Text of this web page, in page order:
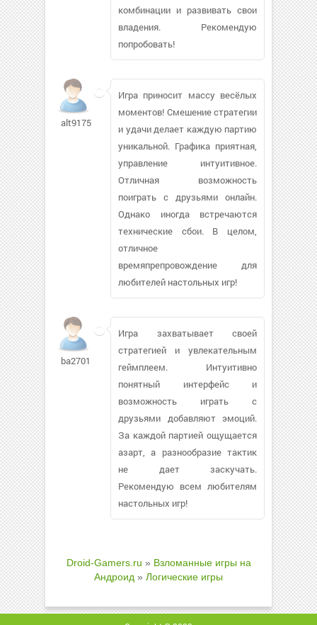
комбинации и развивать свои
владения. Рекомендую
попробовать!
alt91752
Игра приносит массу весёлых
моментов! Смешение стратегии
и удачи делает каждую партию
уникальной. Графика приятная,
управление интуитивное.
Отличная возможность
поиграть с друзьями онлайн.
Однако иногда встречаются
технические сбои. В целом,
отличное
времяпрепровождение для
любителей настольных игр!
ba2701119
Игра захватывает своей
стратегией и увлекательным
геймплеем. Интуитивно
понятный интерфейс и
возможность играть с
друзьями добавляют эмоций.
За каждой партией ощущается
азарт, а разнообразие тактик
не дает заскучать.
Рекомендую всем любителям
настольных игр!
Droid-Gamers.ru » Взломанные игры на
Андроид » Логические игры